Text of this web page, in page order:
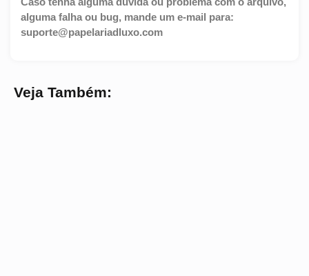
alguma falha ou bug, mande um e-mail para:
suporte@papelariadluxo.com
Veja Também: